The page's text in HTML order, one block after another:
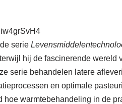
serie
hij de fascinerende
serie behandelen latere
en optimale
hoe warmtebehandeling in de